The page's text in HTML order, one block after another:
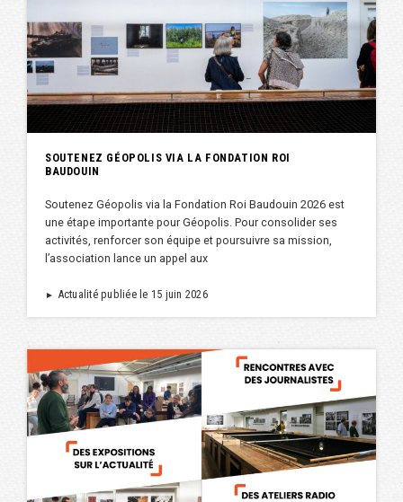
SOUTENEZ GÉOPOLIS VIA LA FONDATION ROI
BAUDOUIN
Soutenez Géopolis via la Fondation Roi Baudouin 2026 est
une étape importante pour Géopolis. Pour consolider ses
activités, renforcer son équipe et poursuivre sa mission,
l’association lance un appel aux
► Actualité publiée le 15 juin 2026